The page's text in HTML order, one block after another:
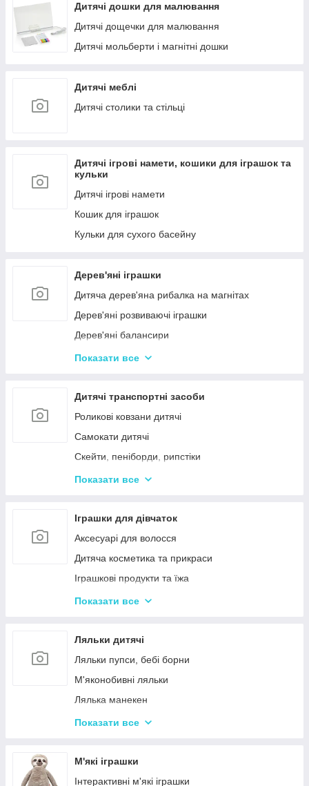
Дитячі дошки для малювання
Дитячі дощечки для малювання
Дитячі мольберти і магнітні дошки
Дитячі меблі
Дитячі столики та стільці
Дитячі ігрові намети, кошики для іграшок та
кульки
Дитячі ігрові намети
Кошик для іграшок
Кульки для сухого басейну
Дерев'яні іграшки
Дитяча дерев'яна рибалка на магнітах
Дерев'яні розвиваючі іграшки
Дерев'яні балансири
Дерев'яні пазли для дорослих
Дерев'яні іграшки-лабіринти
Дерев'яні іграшкові кубики, пірамідки
Дерев'яні іграшки-шнурівки
Дерев'яні дитячі конструктори
Різні дерев'яні іграшки
Показати все
Дитячі транспортні засоби
Роликові ковзани дитячі
Самокати дитячі
Скейти, пеніборди, рипстіки
Каталки та толокари
Показати все
Іграшки для дівчаток
Аксесуарі для волосся
Дитяча косметика та прикраси
Іграшкові продукти та їжа
Іграшковий посуд
Дитячі ігрові набори для прибирання
Дитячі рольові набори лікаря
Дитячий ігровий набір кухня
Дитячий ігровий магазин, касса
Іграшковий салон краси, трюмо
Показати все
Ляльки дитячі
Ляльки пупси, бебі борни
М'яконобивні ляльки
Лялька манекен
Барбі та схожі ляльки
Лялькові будиночки
Візочки для ляльок
Показати все
М'які іграшки
Інтерактивні м'які іграшки